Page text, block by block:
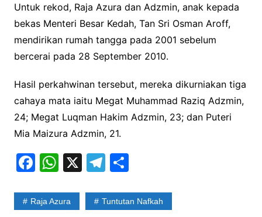
Untuk rekod, Raja Azura dan Adzmin, anak kepada
bekas Menteri Besar Kedah, Tan Sri Osman Aroff,
mendirikan rumah tangga pada 2001 sebelum
bercerai pada 28 September 2010.
Hasil perkahwinan tersebut, mereka dikurniakan tiga
cahaya mata iaitu Megat Muhammad Raziq Adzmin,
24; Megat Luqman Hakim Adzmin, 23; dan Puteri
Mia Maizura Adzmin, 21.
F
c
W
at
X T
e
S
ar
Raja Azura Tuntutan Nafkah